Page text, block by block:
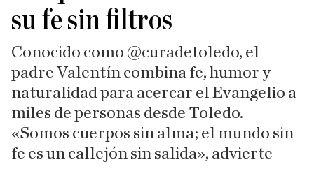
su fe sin filtros
Conocido como @curadetoledo, el
padre Valentín combina fe, humor y
naturalidad para acercar el Evangelio a
miles de personas desde Toledo.
«Somos cuerpos sin alma; el mundo sin
fe es un callejón sin salida», advierte